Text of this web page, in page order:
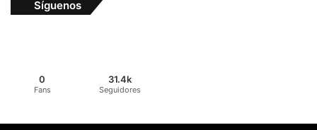
Síguenos
0
Fans
31.4k
Seguidores